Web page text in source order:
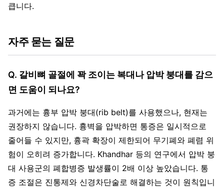
큽니다.
자주 묻는 질문
Q. 갈비뼈 골절에 꽉 조이는 복대나 압박 붕대를 감으
면 도움이 되나요?
과거에는 흉부 압박 붕대(rib belt)를 사용했으나, 현재는
권장하지 않습니다. 흉벽을 압박하면 통증은 일시적으로
줄어들 수 있지만, 흉곽 확장이 제한되어 무기폐와 폐렴 위
험이 오히려 증가합니다. Khandhar 등의 연구에서 압박 붕
대 사용군의 폐합병증 발생률이 2배 이상 높았습니다. 통
증 조절은 진통제와 신경차단술로 해결하는 것이 원칙입니